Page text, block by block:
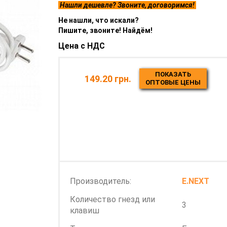
Нашли дешевле? Звоните, договоримся!
Не нашли, что искали?
Пишите, звоните! Найдём!
Цена с НДС
149.20 грн.
ПОКАЗАТЬ
ОПТОВЫЕ ЦЕНЫ
Производитель:
E.NEXT
Количество гнезд или
клавиш
3